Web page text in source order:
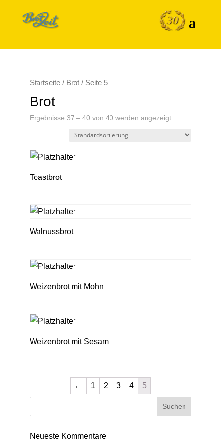
Startseite/ Brot/ Seite 5
Brot
Ergebnisse 37 – 40 von 40 werden angezeigt
Toastbrot
Walnussbrot
Weizenbrot mit Mohn
Weizenbrot mit Sesam
← 1 2 3 4 5
Neueste Kommentare